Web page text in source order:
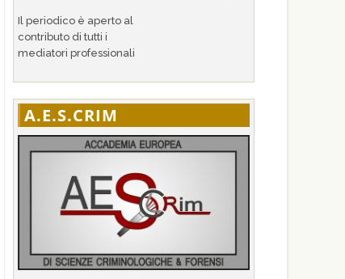
Il periodico è aperto al
contributo di tutti i
mediatori professionali
A.E.S.CRIM